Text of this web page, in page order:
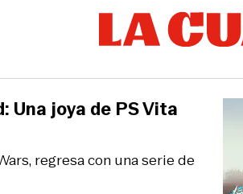
regresa con una serie de
Una joya de PS Vita